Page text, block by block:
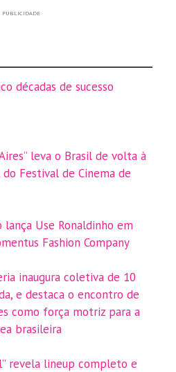
PUBLICIDADE
décadas de sucesso
leva o Brasil de volta à
Festival de Cinema de
lança Use Ronaldinho em
Fashion Company
inaugura coletiva de 10
e destaca o encontro de
como força motriz para a
brasileira
revela lineup completo e